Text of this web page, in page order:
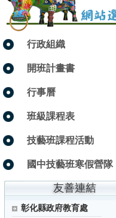
行政組織
開班計畫書
行事曆
班級課程表
技藝班課程活動
國中技藝班寒假營隊
彰化縣政府教育處